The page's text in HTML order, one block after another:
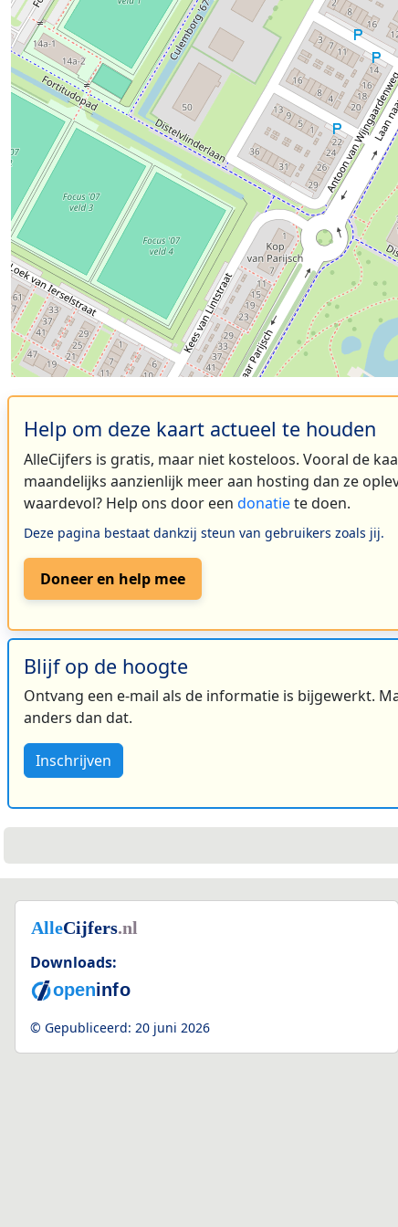
Help om deze kaart actueel te houden
AlleCijfers is gratis, maar niet kosteloos. Vooral de
maandelijks aanzienlijk meer aan hosting dan ze
waardevol? Help ons door een donatiete doen.
Deze pagina bestaat dankzij steun van gebruikers zoals jij.
Doneer en help mee
Blijf op de hoogte
Ontvang een e-mail als de informatie is bijgewerkt.
anders dan dat.
Inschrijven
Downloads:
© Gepubliceerd: 20 juni 2026